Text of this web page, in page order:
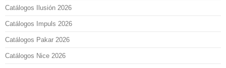
Catálogos Ilusión 2026
Catálogos Impuls 2026
Catálogos Pakar 2026
Catálogos Nice 2026